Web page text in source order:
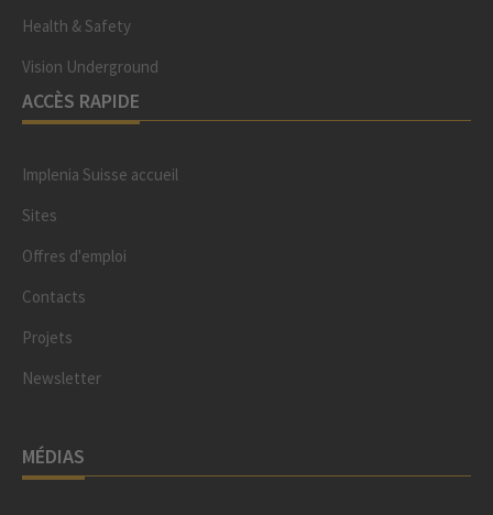
Health & Safety
Vision Underground
ACCÈS RAPIDE
Implenia Suisse accueil
Sites
Offres d'emploi
Contacts
Projets
Newsletter
MÉDIAS